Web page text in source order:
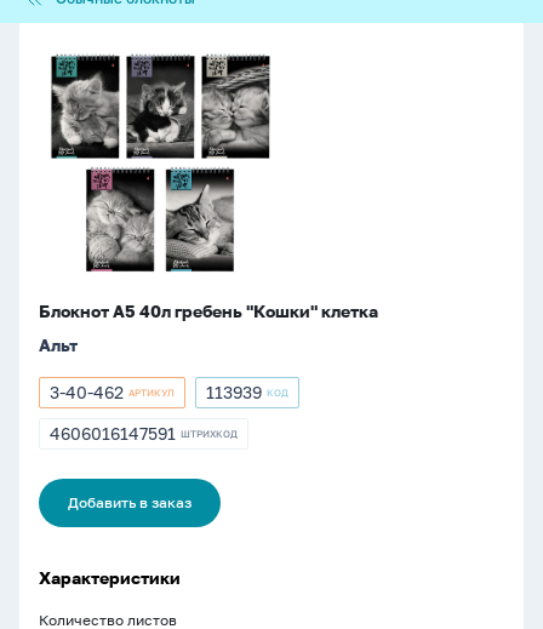
блокноты
Блокнот
А5
40л
гребень
"Кошки"
клетка
Блокнот А5 40л гребень "Кошки" клетка
Альт
Артикул
3-
3-40-462 АРТИКУЛ
Артикул
113939
113939 КОД
ШТРИХКОД
4606016147591 ШТРИХКОД
Добавить в заказ
Характеристики
Количество листов